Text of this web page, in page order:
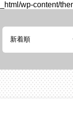
wp-content/